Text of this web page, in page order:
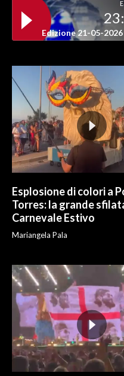
Edizione 21-05-
Esplosione di colori a
Torres: la grande
Carnevale Estivo
Mariangela Pala